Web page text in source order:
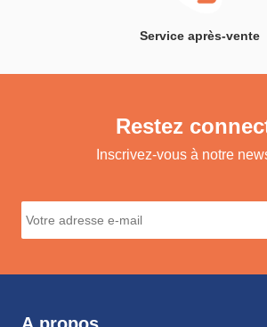
Service après-vente
Restez
Inscrivez-vous à notre